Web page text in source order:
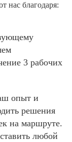
нас благодаря:
3 рабочих
опыт и
решения
на маршруте.
любой